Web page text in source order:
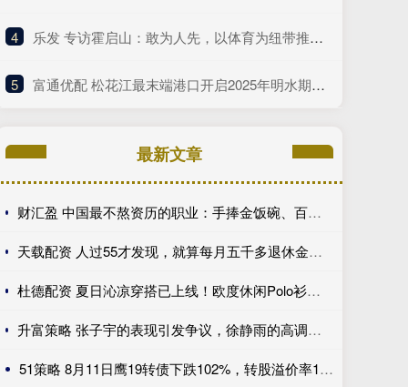
4 ​乐发 专访霍启山：敢为人先，以体育为纽带推动大湾区融合
5 ​富通优配 松花江最末端港口开启2025年明水期国际货物运输
最新文章
财汇盈 中国最不熬资历的职业：手捧金饭碗、百万年薪、万亿市场，不看经验、新人辈出？
天载配资 人过55才发现，就算每月五千多退休金，没子女或子女不成器，养老也只能做梦
杜德配资 夏日沁凉穿搭已上线！欧度休闲Polo衫，解锁男士清爽型格_面料_内容_版型
升富策略 张子宇的表现引发争议，徐静雨的高调言论是否过于乐观？_中国女篮_比赛_进攻
51策略 8月11日鹰19转债下跌102%，转股溢价率1325%